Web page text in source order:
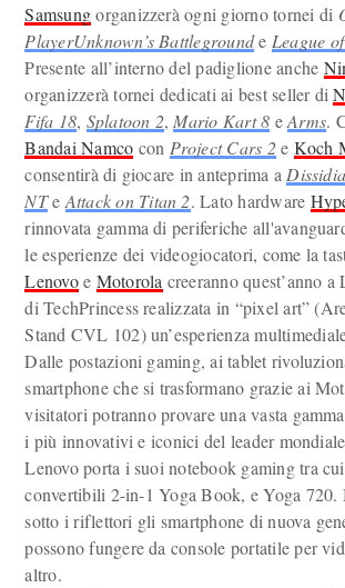
Samsungorganizzerà ogni giorno tornei di
PlayerUnknown’s Battlegrounde League
Presente all’interno del padiglione anche
organizzerà tornei dedicati ai best seller di
Fifa 18, Splatoon 2, Mario Kart 8 eArms.
Bandai Namco con Project Cars 2e Koch
consentirà di giocare in anteprima a
NTe Attack on Titan 2. Lato hardware
rinnovata gamma di periferiche
le esperienze dei videogiocatori, come la
Lenovoe Motorola creeranno quest’anno a
di TechPrincess realizzata in “pixel art”
Stand CVL 102) un’esperienza
Dalle postazioni gaming, ai tablet
smartphone che si trasformano grazie ai
visitatori potranno provare una vasta
i più innovativi e iconici del leader
Lenovo porta i suoi notebook gaming tra
convertibili 2-in-1 Yoga Book, e Yoga 720.
sotto i riflettori gli smartphone di nuova
possono fungere da console portatile per
altro.